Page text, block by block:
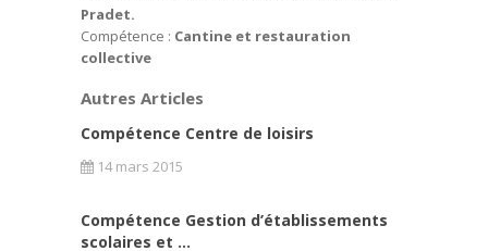
Pradet.
Compétence : Cantine et restauration
collective
Autres Articles
Compétence Centre de loisirs
14 mars 2015
Compétence Gestion d’établissements
scolaires et ...